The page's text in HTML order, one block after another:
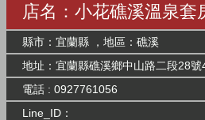
店名：小花礁溪溫泉套
縣市：宜蘭縣 ，地區：礁溪
地址：宜蘭縣礁溪鄉中山路二段28號
電話 : 0927761056
Line_ID：